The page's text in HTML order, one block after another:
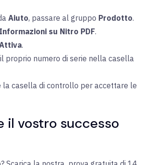
Aiuto, passare al gruppo Prodotto.
Informazioni su Nitro PDF.
.
proprio numero di serie nella casella
la casella di controllo per accettare le
il vostro successo